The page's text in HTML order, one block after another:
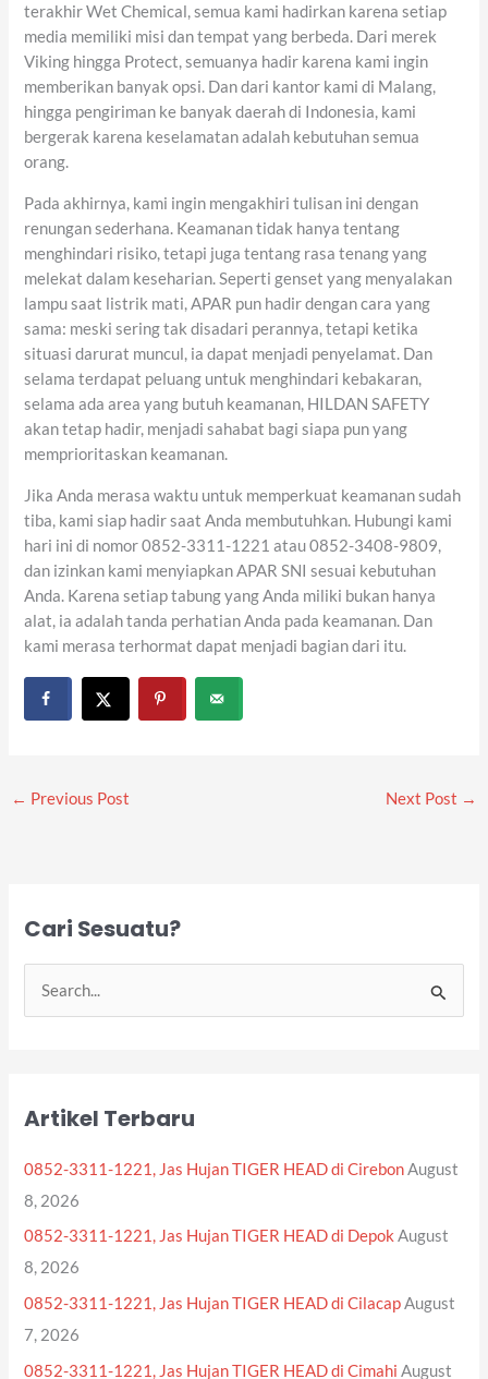
terakhir Wet Chemical, semua kami hadirkan karena setiap
media memiliki misi dan tempat yang berbeda. Dari merek
Viking hingga Protect, semuanya hadir karena kami ingin
memberikan banyak opsi. Dan dari kantor kami di Malang,
hingga pengiriman ke banyak daerah di Indonesia, kami
bergerak karena keselamatan adalah kebutuhan semua
orang.
Pada akhirnya, kami ingin mengakhiri tulisan ini dengan
renungan sederhana. Keamanan tidak hanya tentang
menghindari risiko, tetapi juga tentang rasa tenang yang
melekat dalam keseharian. Seperti genset yang menyalakan
lampu saat listrik mati, APAR pun hadir dengan cara yang
sama: meski sering tak disadari perannya, tetapi ketika
situasi darurat muncul, ia dapat menjadi penyelamat. Dan
selama terdapat peluang untuk menghindari kebakaran,
selama ada area yang butuh keamanan, HILDAN SAFETY
akan tetap hadir, menjadi sahabat bagi siapa pun yang
memprioritaskan keamanan.
Jika Anda merasa waktu untuk memperkuat keamanan sudah
tiba, kami siap hadir saat Anda membutuhkan. Hubungi kami
hari ini di nomor 0852-3311-1221 atau 0852-3408-9809,
dan izinkan kami menyiapkan APAR SNI sesuai kebutuhan
Anda. Karena setiap tabung yang Anda miliki bukan hanya
alat, ia adalah tanda perhatian Anda pada keamanan. Dan
kami merasa terhormat dapat menjadi bagian dari itu.
← Previous Post Next Post →
Cari Sesuatu?
c
Artikel Terbaru
0852-3311-1221, Jas Hujan TIGER HEAD di Cirebon August
8, 2026
0852-3311-1221, Jas Hujan TIGER HEAD di Depok August
8, 2026
0852-3311-1221, Jas Hujan TIGER HEAD di Cilacap August
7, 2026
0852-3311-1221, Jas Hujan TIGER HEAD di Cimahi August